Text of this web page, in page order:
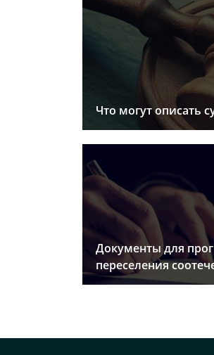
Что могут описать
Документы для
переселения